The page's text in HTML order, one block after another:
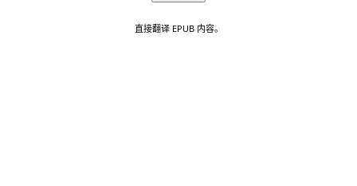
直接翻译 EPUB 内容。